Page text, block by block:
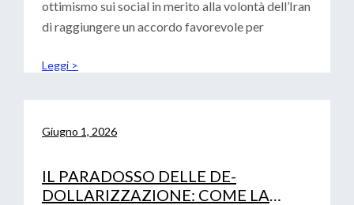
ottimismo sui social in merito alla volontà dell’Iran
di raggiungere un accordo favorevole per
Leggi >
Giugno 1, 2026
IL PARADOSSO DELLE DE-
DOLLARIZZAZIONE: COME LA